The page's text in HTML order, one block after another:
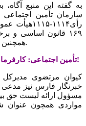
به گفته این منبع
سازمان تأمین
رأی‌۱۱۱۴-
همچنین مغایرت کامل با ماده ۴ قانون مدنی است.
تأمین اجتماعی: کارفرما مقاومت کرد به خاطر کارگر ورود کردیم!
کیوان مرتضوی مدیرکل
خبرنگار فارس نیز
مسؤول ارائه لیست حق
مواردی همچون عنوان